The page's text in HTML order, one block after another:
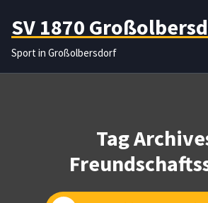
Inhalt
springen
SV 1870
Sport in Großolbersdorf
Tag